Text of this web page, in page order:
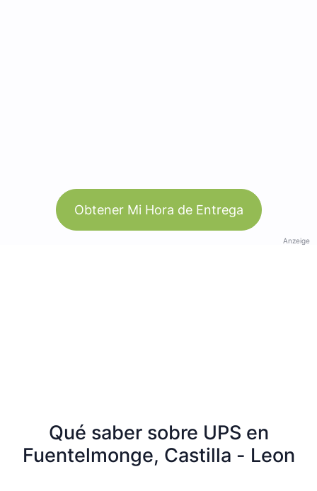
Obtener Mi Hora de Entrega
Anzeige
Qué saber sobre UPS en
Fuentelmonge, Castilla - Leon